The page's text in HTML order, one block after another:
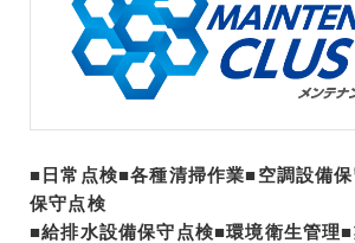
■日常点検■各種清掃作業■空調設備
保守点検
■給排水設備保守点検■環境衛生管理